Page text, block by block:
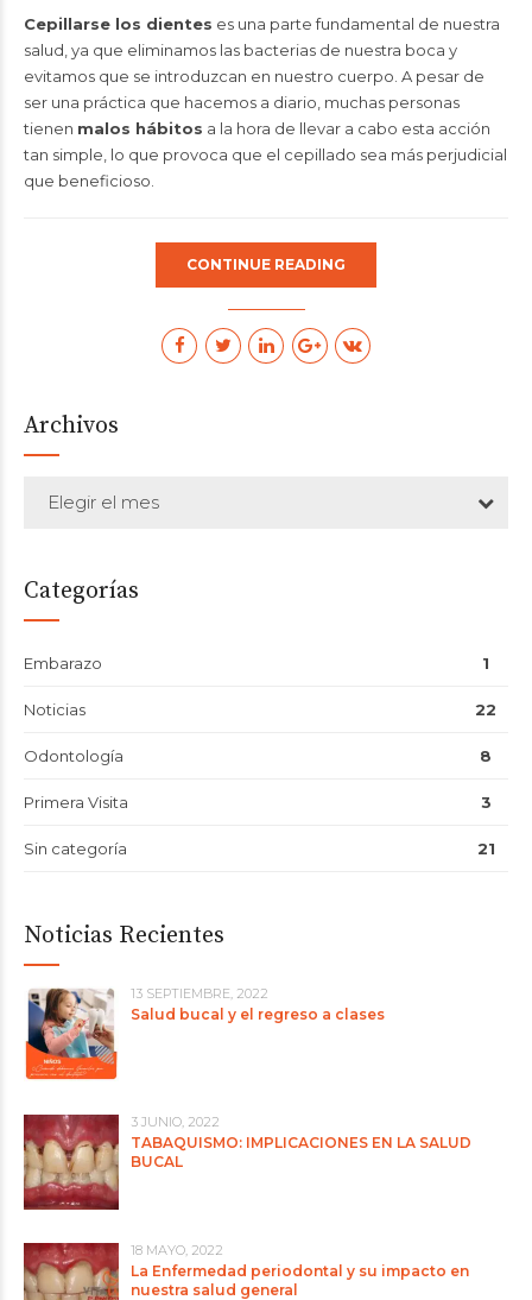
Cepillarse los dientes es una parte fundamental de nuestra
salud, ya que eliminamos las bacterias de nuestra boca y
evitamos que se introduzcan en nuestro cuerpo. A pesar de
ser una práctica que hacemos a diario, muchas personas
tienen malos hábitos a la hora de llevar a cabo esta acción
tan simple, lo que provoca que el cepillado sea más perjudicial
que beneficioso.
CONTINUE READING
Archivos
Elegir el mes
Categorías
Embarazo 1
Noticias 22
Odontología 8
Primera Visita 3
Sin categoría 21
Noticias Recientes
13 SEPTIEMBRE, 2022
Salud bucal y el regreso a clases
3 JUNIO, 2022
TABAQUISMO: IMPLICACIONES EN LA SALUD
BUCAL
18 MAYO, 2022
La Enfermedad periodontal y su impacto en
nuestra salud general